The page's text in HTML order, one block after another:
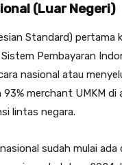
(Luar Negeri)
Standard) pertama
Pembayaran
nasional atau
merchant UMKM
lintas negara.
sudah mulai